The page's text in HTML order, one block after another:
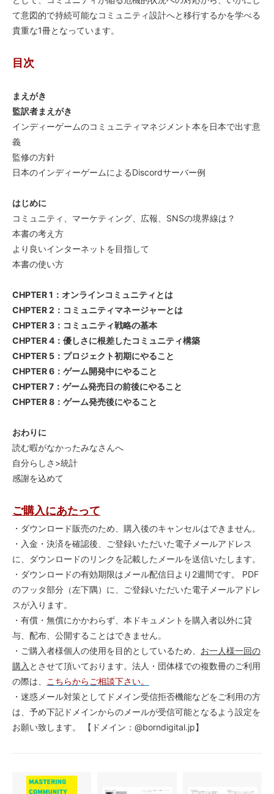
て意図的で持続可能なコミュニティ設計へと移行するかを学べる
貴重な1冊となっています。
目次
まえがき
監訳者まえがき
インディーゲームのコミュニティマネジメント本を日本で出す意
義
監修の方針
日本のインディーゲームによるDiscordサーバー例
はじめに
コミュニティ、マーケティング、広報、SNSの境界線は？
本書の考え方
より良いインターネットを目指して
本書の使い方
CHPTER 1：オンラインコミュニティとは
CHPTER 2：コミュニティマネージャーとは
CHPTER 3：コミュニティ戦略の基本
CHPTER 4：優しさに根差したコミュニティ構築
CHPTER 5：プロジェクト初期にやること
CHPTER 6：ゲーム開発中にやること
CHPTER 7：ゲーム発売日の前後にやること
CHPTER 8：ゲーム発売後にやること
おわりに
読む暇がなかったみなさんへ
自分らしさ>統計
感謝を込めて
ご購入にあたって
・ダウンロード販売のため、購入後のキャンセルはできません。
・入金・決済を確認後、ご登録いただいた電子メールアドレス
に、ダウンロードのリンクを記載したメールを送信いたします。
・ダウンロードの有効期限はメール配信日より2週間です。 PDF
のフッタ部分（左下隅）に、ご登録いただいた電子メールアドレ
スが入ります。
・有償・無償にかかわらず、本ドキュメントを購入者以外に貸
与、配布、公開することはできません。
・ご購入者様個人の使用を目的としているため、 お一人様一回の
購入 とさせて頂いております。法人・団体様での複数冊のご利用
の際は、
こちらからご相談下さい。
・迷惑メール対策としてドメイン受信拒否機能などをご利用の方
は、予め下記ドメインからのメールが受信可能となるよう設定を
お願い致します。 【ドメイン：@borndigital.jp】